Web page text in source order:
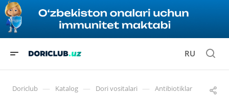
RU
Doriclub — Katalog — Dori vositalari — Antibiotiklar